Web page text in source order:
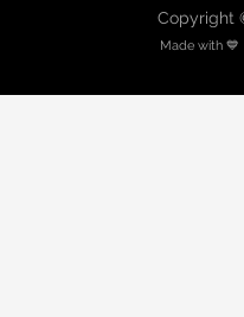
Copyright
Made with